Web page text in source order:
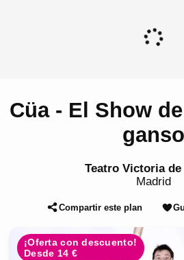
Cüa - El Show
ganso
Teatro Victoria
Madrid
Compartir este plan
¡Oferta con descuento!
Desde 14 €